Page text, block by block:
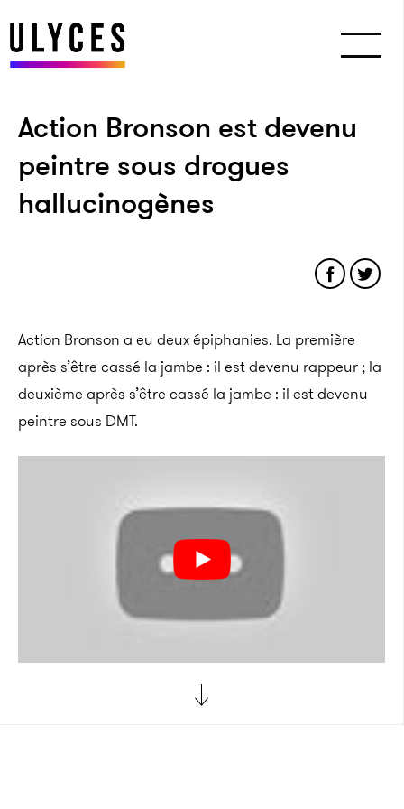
Action Bronson est devenu
peintre sous drogues
hallucinogènes
Action Bronson a eu deux épiphanies. La première
après s’être cassé la jambe : il est devenu rappeur ; la
deuxième après s’être cassé la jambe : il est devenu
peintre sous DMT.